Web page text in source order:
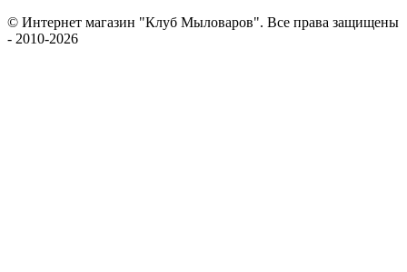
© Интернет магазин "Клуб Мыловаров". Все права защищены
- 2010-2026